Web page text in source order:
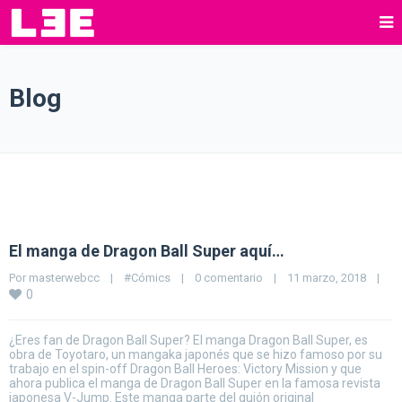
Blog
El manga de Dragon Ball Super aquí…
Por masterwebcc | #Cómics | 0 comentario | 11 marzo, 2018 |
0
¿Eres fan de Dragon Ball Super? El manga Dragon Ball Super, es
obra de Toyotaro, un mangaka japonés que se hizo famoso por su
trabajo en el spin-off Dragon Ball Heroes: Victory Mission y que
ahora publica el manga de Dragon Ball Super en la famosa revista
japonesa V-Jump. Este manga parte del guión original